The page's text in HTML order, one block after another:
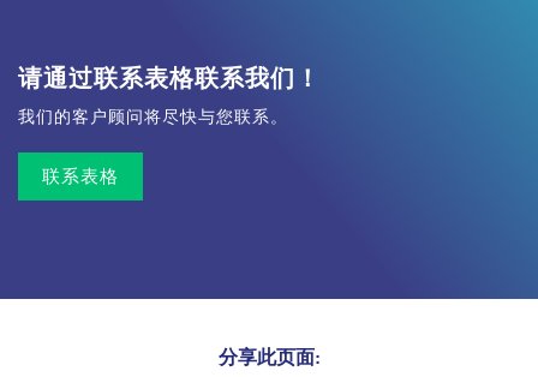
请通过联系表格联系我们！
我们的客户顾问将尽快与您联系。
联系表格
分享此页面: